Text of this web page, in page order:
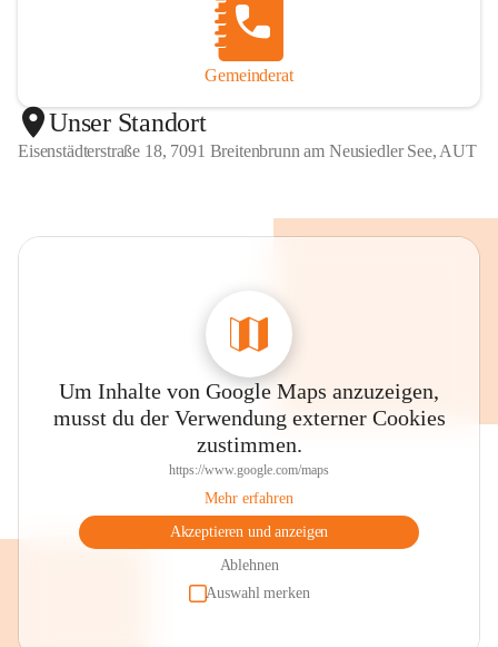
Gemeinderat
Unser Standort
Eisenstädterstraße 18, 7091 Breitenbrunn am Neusiedler See, AUT
Um Inhalte von Google Maps anzuzeigen,
musst du der Verwendung externer Cookies
zustimmen.
https://www.google.com/maps
Mehr erfahren
Akzeptieren und anzeigen
Ablehnen
Auswahl merken